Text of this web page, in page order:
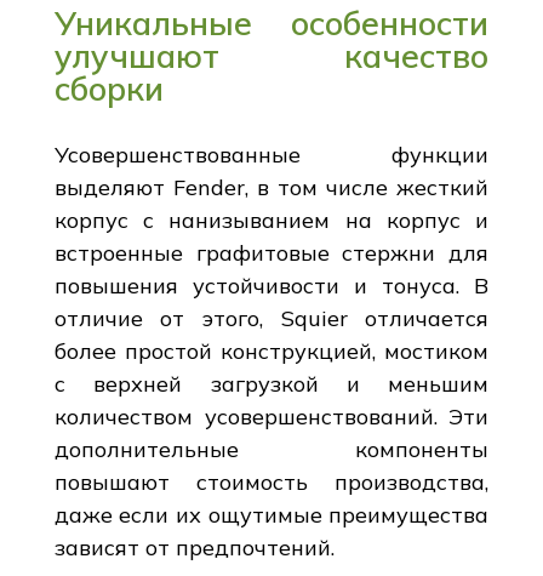
Уникальные особенности
улучшают качество
сборки
Усовершенствованные функции
выделяют Fender, в том числе жесткий
корпус с нанизыванием на корпус и
встроенные графитовые стержни для
повышения устойчивости и тонуса. В
отличие от этого, Squier отличается
более простой конструкцией, мостиком
с верхней загрузкой и меньшим
количеством усовершенствований. Эти
дополнительные компоненты
повышают стоимость производства,
даже если их ощутимые преимущества
зависят от предпочтений.